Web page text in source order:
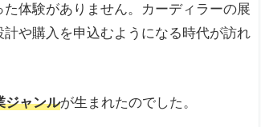
体験がありません。カーディラーの展
や購入を申込むようになる時代が訪れ
ジャンルが生まれたのでした。